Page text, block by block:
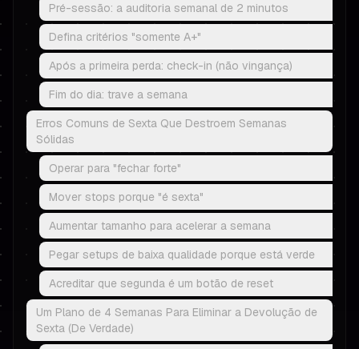
Pré-sessão: a auditoria semanal de 2 minutos
Defina critérios "somente A+"
Após a primeira perda: check-in (não vingança)
Fim do dia: trave a semana
Erros Comuns de Sexta Que Destroem Semanas
Sólidas
Operar para "fechar forte"
Mover stops porque "é sexta"
Aumentar tamanho para acelerar a semana
Pegar setups de baixa qualidade porque está verde
Acreditar que segunda é um botão de reset
Um Plano de 4 Semanas Para Eliminar a Devolução de
Sexta (De Verdade)